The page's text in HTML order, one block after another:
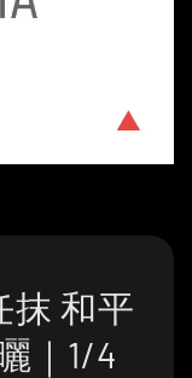
抹 和平
｜1/4